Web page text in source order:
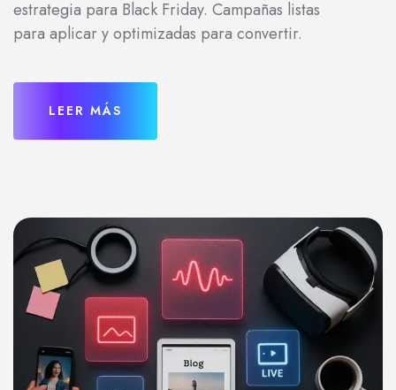
estrategia para Black Friday. Campañas listas
para aplicar y optimizadas para convertir.
LEER MÁS